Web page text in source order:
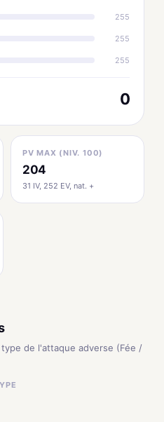
255
255
255
0
PV MAX (NIV. 100)
204
31 IV, 252 EV, nat. +
de l'attaque adverse (Fée /